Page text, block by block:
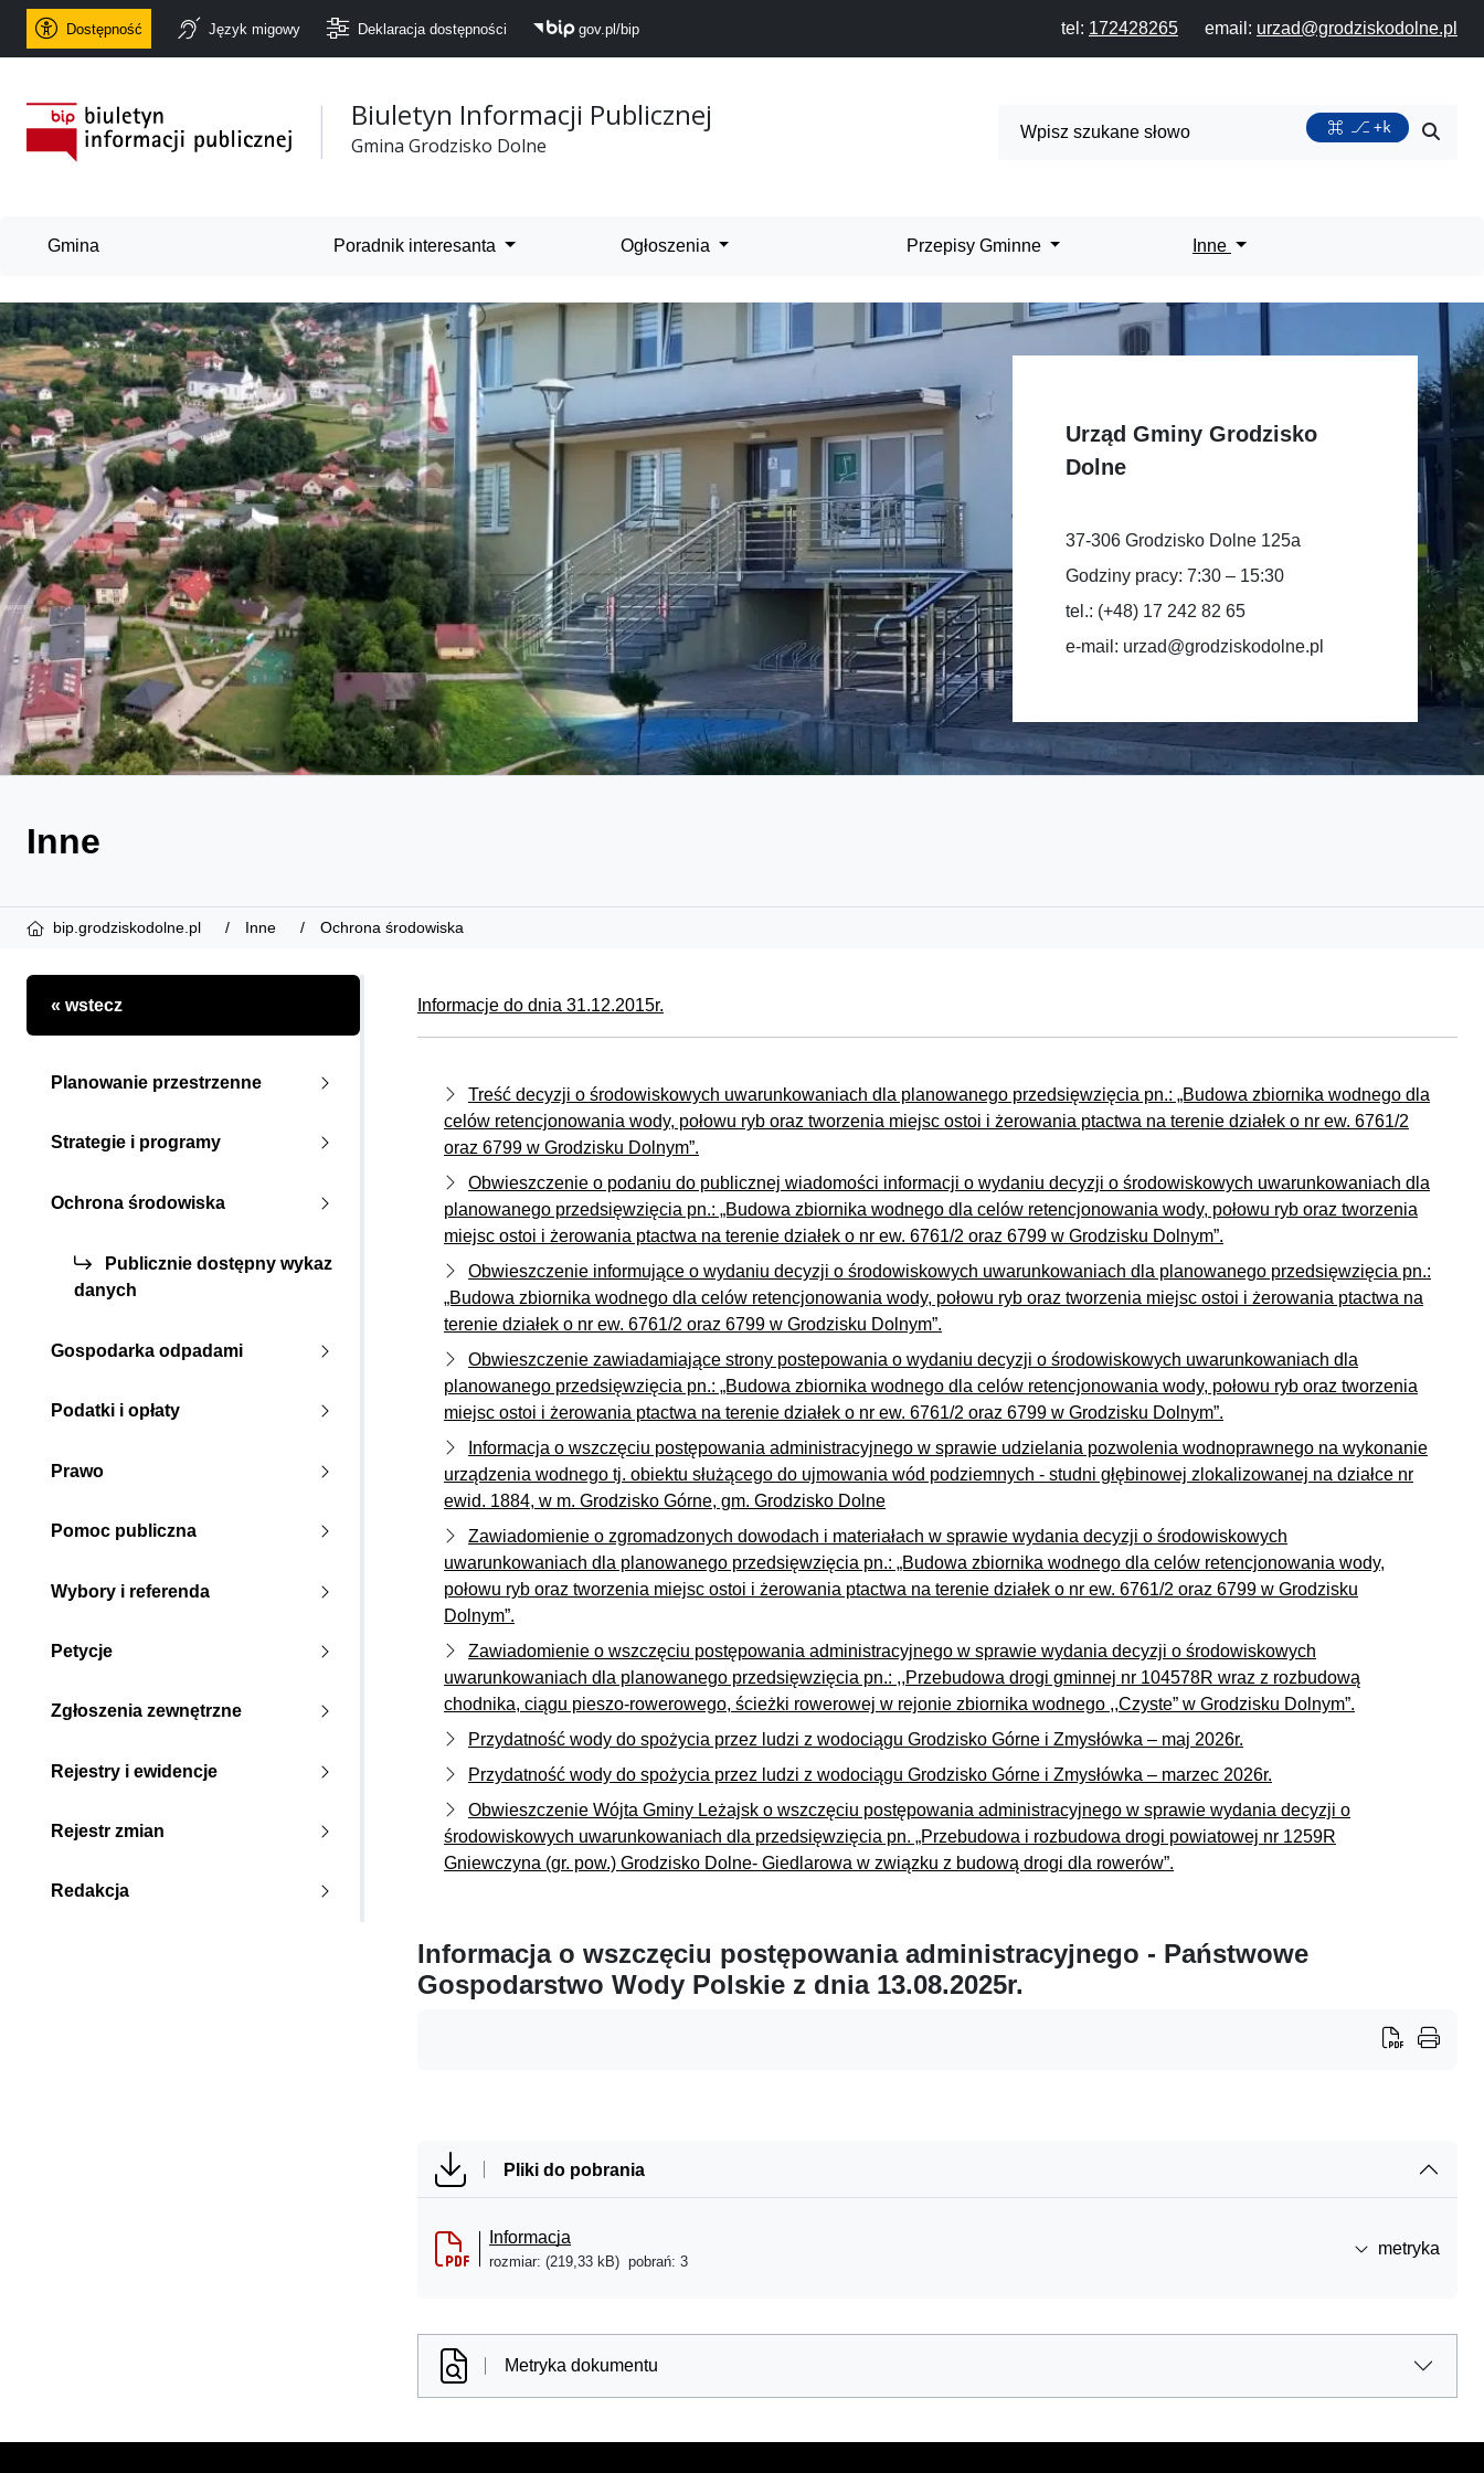
Dostępność Język migowy Deklaracja dostępności gov.pl/bip tel: 172428265 email: urzad@grodziskodolne.pl
Urząd Gminy Grodzisko Dolne
Biuletyn Informacji Publicznej
Gmina Grodzisko Dolne
Wyszukiwarka +k
Gmina Poradnik interesanta Ogłoszenia Przepisy Gminne Inne
Urząd Gminy Grodzisko
Dolne
37-306 Grodzisko Dolne 125a
Godziny pracy: 7:30 – 15:30
tel.: (+48) 17 242 82 65
e-mail: urzad@grodziskodolne.pl
Inne
bip.grodziskodolne.pl Inne Ochrona środowiska
« wstecz
Planowanie przestrzenne
Strategie i programy
Ochrona środowiska
Publicznie dostępny wykaz
danych
Gospodarka odpadami
Podatki i opłaty
Prawo
Pomoc publiczna
Wybory i referenda
Petycje
Zgłoszenia zewnętrzne
Rejestry i ewidencje
Rejestr zmian
Redakcja
Informacje do dnia 31.12.2015r.
Treść decyzji o środowiskowych uwarunkowaniach dla planowanego przedsięwzięcia pn.: „Budowa zbiornika wodnego dla
celów retencjonowania wody, połowu ryb oraz tworzenia miejsc ostoi i żerowania ptactwa na terenie działek o nr ew. 6761/2
oraz 6799 w Grodzisku Dolnym”.
Obwieszczenie o podaniu do publicznej wiadomości informacji o wydaniu decyzji o środowiskowych uwarunkowaniach dla
planowanego przedsięwzięcia pn.: „Budowa zbiornika wodnego dla celów retencjonowania wody, połowu ryb oraz tworzenia
miejsc ostoi i żerowania ptactwa na terenie działek o nr ew. 6761/2 oraz 6799 w Grodzisku Dolnym”.
Obwieszczenie informujące o wydaniu decyzji o środowiskowych uwarunkowaniach dla planowanego przedsięwzięcia pn.:
„Budowa zbiornika wodnego dla celów retencjonowania wody, połowu ryb oraz tworzenia miejsc ostoi i żerowania ptactwa na
terenie działek o nr ew. 6761/2 oraz 6799 w Grodzisku Dolnym”.
Obwieszczenie zawiadamiające strony postepowania o wydaniu decyzji o środowiskowych uwarunkowaniach dla
planowanego przedsięwzięcia pn.: „Budowa zbiornika wodnego dla celów retencjonowania wody, połowu ryb oraz tworzenia
miejsc ostoi i żerowania ptactwa na terenie działek o nr ew. 6761/2 oraz 6799 w Grodzisku Dolnym”.
Informacja o wszczęciu postępowania administracyjnego w sprawie udzielania pozwolenia wodnoprawnego na wykonanie
urządzenia wodnego tj. obiektu służącego do ujmowania wód podziemnych - studni głębinowej zlokalizowanej na działce nr
ewid. 1884, w m. Grodzisko Górne, gm. Grodzisko Dolne
Zawiadomienie o zgromadzonych dowodach i materiałach w sprawie wydania decyzji o środowiskowych
uwarunkowaniach dla planowanego przedsięwzięcia pn.: „Budowa zbiornika wodnego dla celów retencjonowania wody,
połowu ryb oraz tworzenia miejsc ostoi i żerowania ptactwa na terenie działek o nr ew. 6761/2 oraz 6799 w Grodzisku
Dolnym”.
Zawiadomienie o wszczęciu postępowania administracyjnego w sprawie wydania decyzji o środowiskowych
uwarunkowaniach dla planowanego przedsięwzięcia pn.: ,,Przebudowa drogi gminnej nr 104578R wraz z rozbudową
chodnika, ciągu pieszo-rowerowego, ścieżki rowerowej w rejonie zbiornika wodnego ,,Czyste” w Grodzisku Dolnym”.
Przydatność wody do spożycia przez ludzi z wodociągu Grodzisko Górne i Zmysłówka – maj 2026r.
Przydatność wody do spożycia przez ludzi z wodociągu Grodzisko Górne i Zmysłówka – marzec 2026r.
Obwieszczenie Wójta Gminy Leżajsk o wszczęciu postępowania administracyjnego w sprawie wydania decyzji o
środowiskowych uwarunkowaniach dla przedsięwzięcia pn. „Przebudowa i rozbudowa drogi powiatowej nr 1259R
Gniewczyna (gr. pow.) Grodzisko Dolne- Giedlarowa w związku z budową drogi dla rowerów”.
Informacja o wszczęciu postępowania administracyjnego - Państwowe
Gospodarstwo Wody Polskie z dnia 13.08.2025r.
Pliki do pobrania
Informacja
rozmiar: (219,33 kB) pobrań: 3
metryka
Metryka dokumentu